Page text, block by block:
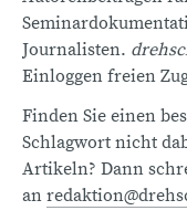
Journalisten.
Einloggen freien
Finden Sie einen
Schlagwort nicht
Artikeln? Dann
an